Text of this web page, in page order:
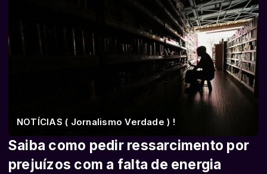
NOTÍCIAS ( Jornalismo Verdade ) !
Saiba como pedir ressarcimento por
prejuízos com a falta de energia